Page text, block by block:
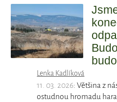
Lenka Kadlíková
11. 03. 2026: Většina z
ostudnou hromadu